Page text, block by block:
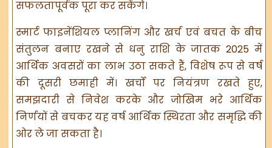
सफलतापूर्वक पूरा कर सकेंगे।
स्मार्ट फाइनेंशियल प्लानिंग और खर्च एवं बचत के बीच
संतुलन बनाए रखने से धनु राशि के जातक 2025 में
आर्थिक अवसरों का लाभ उठा सकते हैं, विशेष रूप से वर्ष
की दूसरी छमाही में। खर्चों पर नियंत्रण रखते हुए,
समझदारी से निवेश करके और जोखिम भरे आर्थिक
निर्णयों से बचकर यह वर्ष आर्थिक स्थिरता और समृद्धि की
ओर ले जा सकता है।